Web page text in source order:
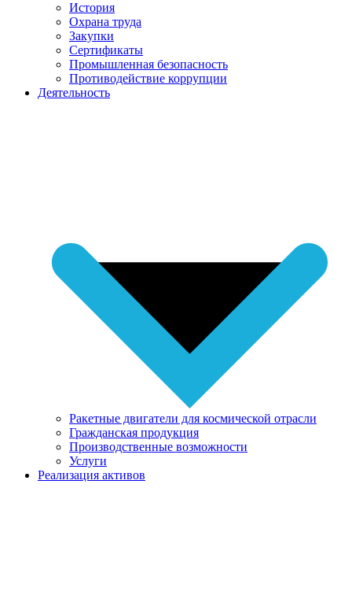
История
Охрана труда
Закупки
Сертификаты
Промышленная безопасность
Противодействие коррупции
Деятельность
Ракетные двигатели для космической отрасли
Гражданская продукция
Производственные возможности
Услуги
Реализация активов